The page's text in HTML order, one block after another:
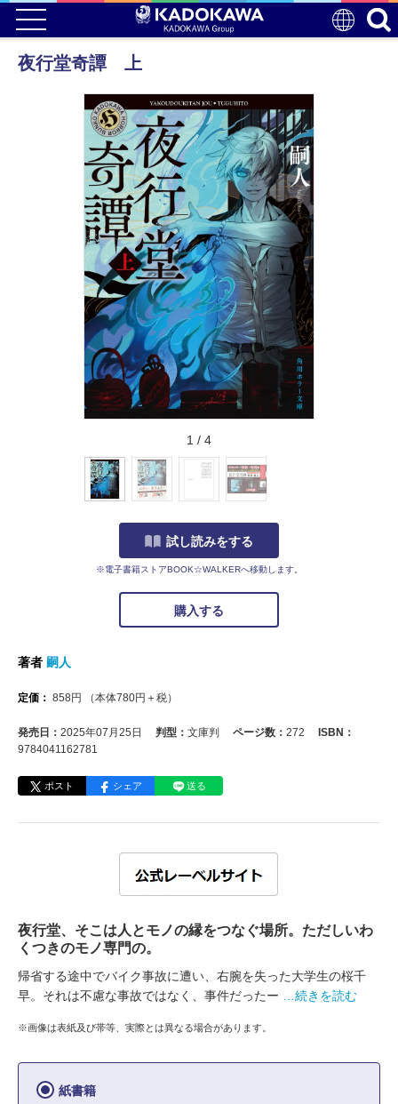
夜行堂奇譚 上
1 / 4
試し読みをする
※電子書籍ストアBOOK☆WALKERへ移動します。
購入する
著者 嗣人
定価： 858円 （本体780円＋税）
発売日： 2025年07月25日 判型： 文庫判 ページ数： 272
ISBN：
9784041162781
ポスト シェア 送る
夜行堂、そこは人とモノの縁をつなぐ場所。ただしいわ
くつきのモノ専門の。
帰省する途中でバイク事故に遭い、右腕を失った大学生の桜千
早。それは不慮な事故ではなく、事件だったー
…続きを読む
※画像は表紙及び帯等、実際とは異なる場合があります。
紙書籍